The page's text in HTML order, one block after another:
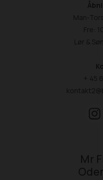
Man-
Fre:
Lør &
+ 45
Mr